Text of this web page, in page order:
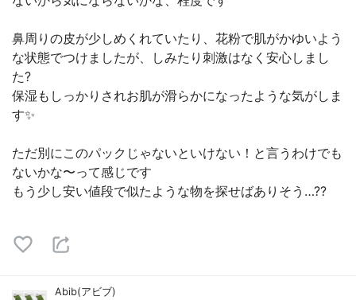
鼻周りの皮が少しめくれていたり、花粉で肌がかゆいよう
な状態でつけましたが、しみたり刺激はなく安心しまし
た?
保湿もしっかりされお肌が滑らかになったような気がしま
す✨
ただ別にこのパックじゃないといけない！と言うわけでも
ないかな〜って感じです
もう少し安い値段で似たような物を探せばありそう…??
Abib(アビブ)